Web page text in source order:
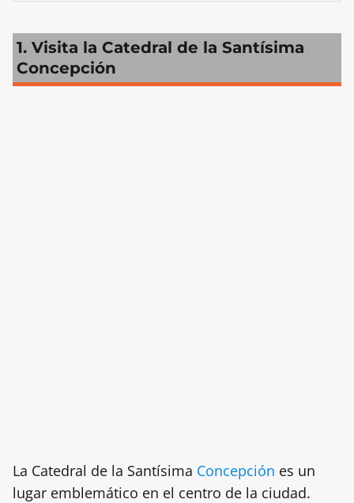
1. Visita la Catedral de la Santísima
Concepción
La Catedral de la Santísima Concepción es un
lugar emblemático en el centro de la ciudad.